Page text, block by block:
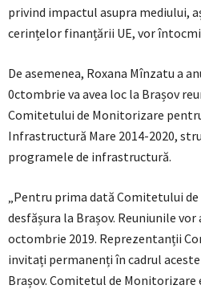
privind impactul asupra mediului,
cerințelor finanțării UE, vor
De asemenea, Roxana Mînzatu a
0ctombrie va avea loc la Brașov
Comitetului de Monitorizare
Infrastructură Mare 2014-2020,
programele de infrastructură.
„Pentru prima dată Comitetului
desfășura la Brașov. Reuniunile vor
octombrie 2019. Reprezentanții
invitați permanenți în cadrul
Brașov. Comitetul de